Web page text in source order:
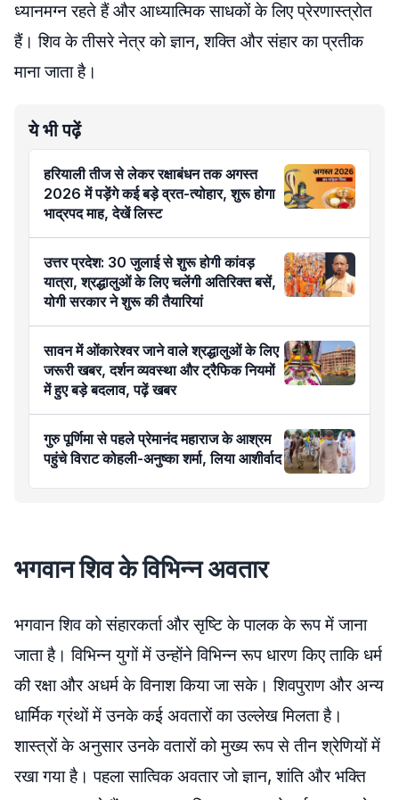
ध्यानमग्न रहते हैं और आध्यात्मिक साधकों के लिए प्रेरणास्त्रोत
हैं। शिव के तीसरे नेत्र को ज्ञान, शक्ति और संहार का प्रतीक
माना जाता है।
ये भी पढ़ें
हरियाली तीज से लेकर रक्षाबंधन तक अगस्त
2026 में पड़ेंगे कई बड़े व्रत-त्योहार, शुरू होगा
भाद्रपद माह, देखें लिस्ट
उत्तर प्रदेश: 30 जुलाई से शुरू होगी कांवड़
यात्रा, श्रद्धालुओं के लिए चलेंगी अतिरिक्त बसें,
योगी सरकार ने शुरू की तैयारियां
सावन में ओंकारेश्वर जाने वाले श्रद्धालुओं के लिए
जरूरी खबर, दर्शन व्यवस्था और ट्रैफिक नियमों
में हुए बड़े बदलाव, पढ़ें खबर
गुरु पूर्णिमा से पहले प्रेमानंद महाराज के आश्रम
पहुंचे विराट कोहली-अनुष्का शर्मा, लिया आशीर्वाद
भगवान शिव के विभिन्न अवतार
भगवान शिव को संहारकर्ता और सृष्टि के पालक के रूप में जाना
जाता है। विभिन्न युगों में उन्होंने विभिन्न रूप धारण किए ताकि धर्म
की रक्षा और अधर्म के विनाश किया जा सके। शिवपुराण और अन्य
धार्मिक ग्रंथों में उनके कई अवतारों का उल्लेख मिलता है।
शास्त्रों के अनुसार उनके वतारों को मुख्य रूप से तीन श्रेणियों में
रखा गया है। पहला सात्विक अवतार जो ज्ञान, शांति और भक्ति